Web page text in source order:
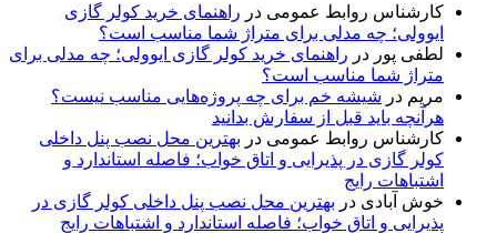
کارشناس روابط عمومی در راهنمای خرید کولر گازی
ایوولی؛ چه مدلی برای متراژ شما مناسب است؟
لطفی پور در راهنمای خرید کولر گازی ایوولی؛ چه مدلی برای
متراژ شما مناسب است؟
مریم در شیشه خم برای چه پروژه‌هایی مناسب نیست؟
هرآنچه باید قبل از سفارش بدانید
کارشناس روابط عمومی در بهترین محل نصب پنل داخلی
کولر گازی در پذیرایی و اتاق خواب؛ فاصله استاندارد و
اشتباهات رایج
خوش آبادی در بهترین محل نصب پنل داخلی کولر گازی در
پذیرایی و اتاق خواب؛ فاصله استاندارد و اشتباهات رایج